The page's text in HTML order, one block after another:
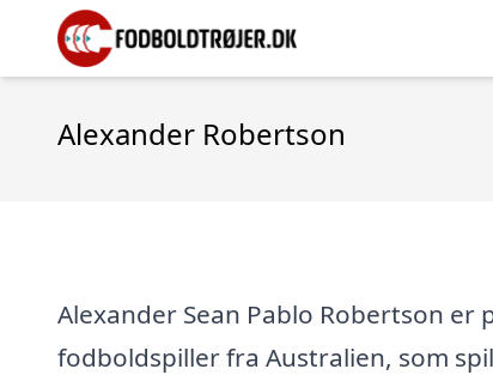
Alexander Robertson
Alexander Sean Pablo Robertson er
fodboldspiller fra Australien, som